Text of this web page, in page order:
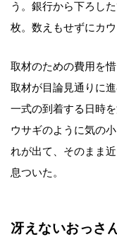
う。銀行から下ろし
枚。数えもせずにカウ
取材のための費用を
取材が目論見通りに
一式の到着する日時
ウサギのように気の
れが出て、そのまま
息ついた。
冴えないおっさ